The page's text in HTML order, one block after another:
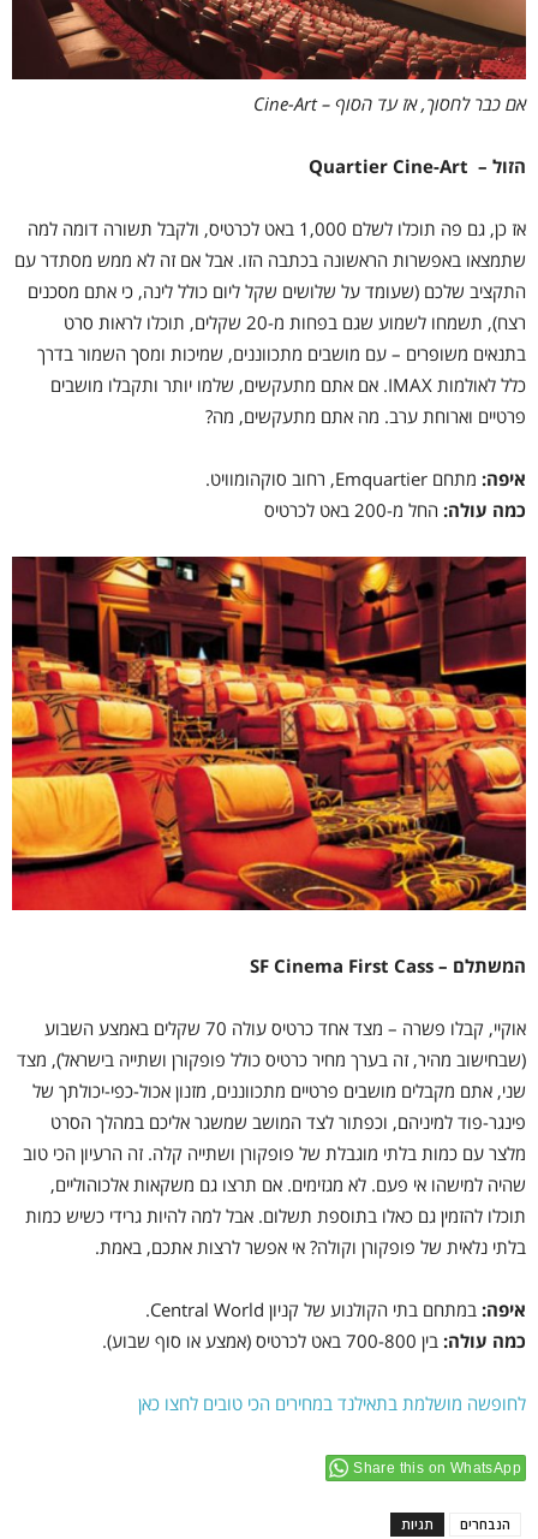
אם כבר לחסוך, אז עד הסוף – Cine-Art
הזול – Quartier Cine-Art
אז כן, גם פה תוכלו לשלם 1,000 באט לכרטיס, ולקבל תשורה דומה למה
שתמצאו באפשרות הראשונה בכתבה הזו. אבל אם זה לא ממש מסתדר עם
התקציב שלכם (שעומד על שלושים שקל ליום כולל לינה, כי אתם מסכנים
רצח), תשמחו לשמוע שגם בפחות מ-20 שקלים, תוכלו לראות סרט
בתנאים משופרים – עם מושבים מתכווננים, שמיכות ומסך השמור בדרך
כלל לאולמות IMAX. אם אתם מתעקשים, שלמו יותר ותקבלו מושבים
פרטיים וארוחת ערב. מה אתם מתעקשים, מה?
איפה: מתחם Emquartier, רחוב סוקהומוויט.
כמה עולה: החל מ-200 באט לכרטיס
המשתלם – SF Cinema First Cass
אוקיי, קבלו פשרה – מצד אחד כרטיס עולה 70 שקלים באמצע השבוע
(שבחישוב מהיר, זה בערך מחיר כרטיס כולל פופקורן ושתייה בישראל), מצד
שני, אתם מקבלים מושבים פרטיים מתכווננים, מזנון אכול-כפי-יכולתך של
פינגר-פוד למיניהם, וכפתור לצד המושב שמשגר אליכם במהלך הסרט
מלצר עם כמות בלתי מוגבלת של פופקורן ושתייה קלה. זה הרעיון הכי טוב
שהיה למישהו אי פעם. לא מגזימים. אם תרצו גם משקאות אלכוהוליים,
תוכלו להזמין גם כאלו בתוספת תשלום. אבל למה להיות גרידי כשיש כמות
בלתי נלאית של פופקורן וקולה? אי אפשר לרצות אתכם, באמת.
איפה: במתחם בתי הקולנוע של קניון Central World.
כמה עולה: בין 700-800 באט לכרטיס (אמצע או סוף שבוע).
לחופשה מושלמת בתאילנד במחירים הכי טובים לחצו כאן
Share this on WhatsApp
תגיות הנבחרים